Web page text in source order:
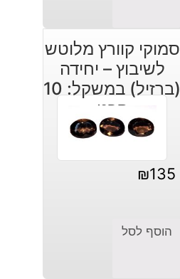
סמוקי קוורץ מלוטש
לשיבוץ – יחידה
(ברזיל) במשקל: 10
קרט
₪135
הוסף לסל